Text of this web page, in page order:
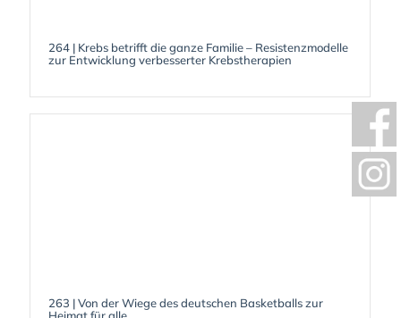
264 | Krebs betrifft die ganze Familie – Resistenzmodelle
zur Entwicklung verbesserter Krebstherapien
263 | Von der Wiege des deutschen Basketballs zur
Heimat für alle